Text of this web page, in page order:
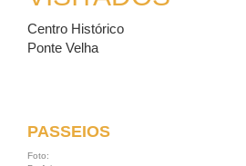
Centro Histórico
Ponte Velha
PASSEIOS
Foto: